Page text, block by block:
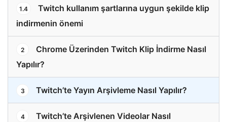
1.4
Twitch kullanım şartlarına uygun şekilde klip
indirmenin önemi
2
Chrome Üzerinden Twitch Klip İndirme Nasıl
Yapılır?
3 Twitch’te Yayın Arşivleme Nasıl Yapılır?
4
Twitch’te Arşivlenen Videolar Nasıl